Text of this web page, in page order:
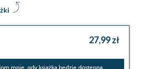
27,99 zł